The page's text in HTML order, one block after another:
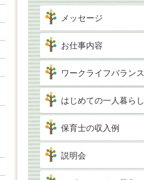
メッセージ
お仕事内容
ワークライフバランス
はじめての一人暮らし
保育士の収入例
説明会